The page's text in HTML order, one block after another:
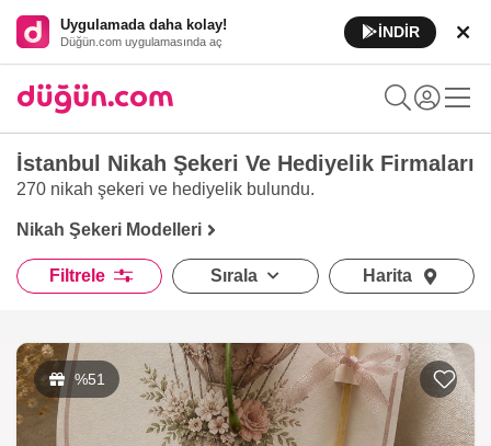
Uygulamada daha kolay!
Düğün.com uygulamasında aç
İNDİR
İstanbul Nikah Şekeri Ve Hediyelik Firmaları
270 nikah şekeri ve hediyelik bulundu.
Nikah Şekeri Modelleri
Filtrele Sırala Harita
%51